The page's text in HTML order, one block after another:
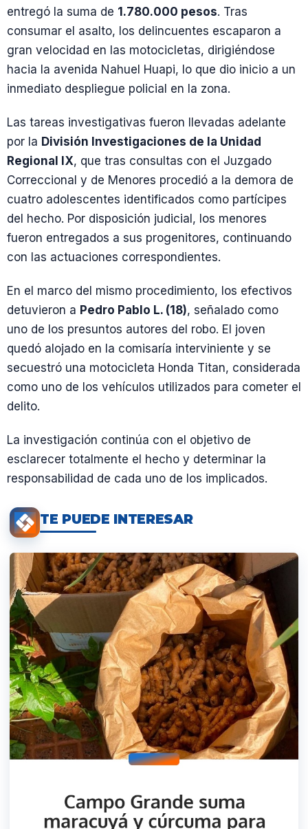
entregó la suma de 1.780.000 pesos. Tras
consumar el asalto, los delincuentes escaparon a
gran velocidad en las motocicletas, dirigiéndose
hacia la avenida Nahuel Huapi, lo que dio inicio a un
inmediato despliegue policial en la zona.
Las tareas investigativas fueron llevadas adelante
por la División Investigaciones de la Unidad
Regional IX, que tras consultas con el Juzgado
Correccional y de Menores procedió a la demora de
cuatro adolescentes identificados como partícipes
del hecho. Por disposición judicial, los menores
fueron entregados a sus progenitores, continuando
con las actuaciones correspondientes.
En el marco del mismo procedimiento, los efectivos
detuvieron a Pedro Pablo L. (18), señalado como
uno de los presuntos autores del robo. El joven
quedó alojado en la comisaría interviniente y se
secuestró una motocicleta Honda Titan, considerada
como uno de los vehículos utilizados para cometer el
delito.
La investigación continúa con el objetivo de
esclarecer totalmente el hecho y determinar la
responsabilidad de cada uno de los implicados.
TE PUEDE INTERESAR